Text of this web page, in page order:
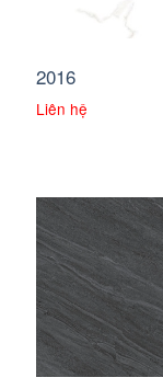
2016
Liên hệ